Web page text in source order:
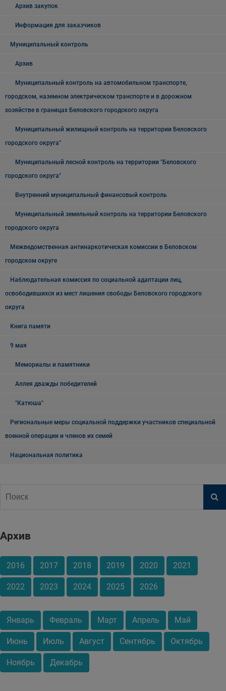
Архив закупок
Информация для заказчиков
Муниципальный контроль
Архив
Муниципальный контроль на автомобильном транспорте,
городском, наземном электрическом транспорте и в дорожном
хозяйстве в границах Беловского городского округа
Муниципальный жилищный контроль на территории Беловского
городского округа"
Муниципальный лесной контроль на территории "Беловского
городского округа"
Внутренний муниципальный финансовый контроль
Муниципальный земельный контроль на территории Беловского
городского округа
Межведомственная антинаркотическая комиссии в Беловском
городском округе
Наблюдательная комиссия по социальной адаптации лиц,
освободившихся из мест лишения свободы Беловского городского
округа
Книга памяти
9 мая
Мемориалы и памятники
Аллея дважды победителей
"Катюша"
Региональные меры социальной поддержки участников специальной
военной операции и членов их семей
Национальная политика
Архив
2016 2017 2018 2019 2020 2021
2022 2023 2024 2025 2026
Январь Февраль Март Апрель Май
Июнь Июль Август Сентябрь Октябрь
Ноябрь Декабрь